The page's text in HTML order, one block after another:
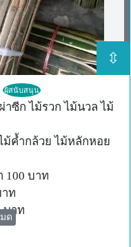
นหน้าด้วย)
#ไม้ไผ่แช่น้ำยา
#ไม้ไผ่ซางหม่น #ไม้ไผ่
วน #ตกแต่งสวน #ไม้ไผ่
#bambooproduct
⇳
ผู้สนับสนุน
าซีก ไม้รวก ไม้นวล ไม้
ม้ค้ำกล้วย ไม้หลักหอย
100 บาท
าท
บาท
ด